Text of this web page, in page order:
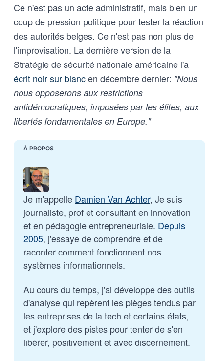
Ce n'est pas un acte administratif, mais bien un
coup de pression politique pour tester la réaction
des autorités belges. Ce n'est pas non plus de
l'improvisation. La dernière version de la
Stratégie de sécurité nationale américaine l'a
écrit noir sur blancen décembre dernier: "Nous
nous opposerons aux restrictions
antidémocratiques, imposées par les élites, aux
libertés fondamentales en Europe."
À PROPOS
Je m'appelle Damien Van Achter, Je suis
journaliste, prof et consultant en innovation
et en pédagogie entrepreneuriale. Depuis
2005, j'essaye de comprendre et de
raconter comment fonctionnent nos
systèmes informationnels.
Au cours du temps, j'ai développé des outils
d'analyse qui repèrent les pièges tendus par
les entreprises de la tech et certains états,
et j'explore des pistes pour tenter de s'en
libérer, positivement et avec discernement.